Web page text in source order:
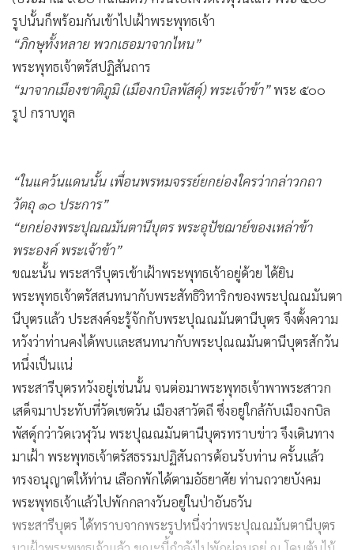
๒.สันตุฏฐิกถาเรื่องความสันโดษ
๓.ปวิเวกกถาเรื่องความสงัด
๔.อสังสัคคสถาเรื่องความไม่คลุกคลีด้วยหมู่คณะ
๕.วิริยารัมภกถาเรื่องการปรารภความเพียร
๗.สมาธิกถาเรื่องสมาธิ
๘.ปัญญากถาเรื่องปัญญา
๙.วิมุตติกถาเรื่องความหลุดพ้น
๑๐.วิมุตติญาณทัสสนกถาเรื่องความรู้ความเห็นว่าหลุดพ้น
พระปุณณมันตานีบุตร ได้สอนเรื่องนี้อยู่ตลอดเวลา นอกจาก
สอนพระอานนท์ให้ได้บรรลุโสดาปัตติผล ต่อมายังได้สอนกุลบุตร
ชาวเมืองกบิลพัสดุ์อีก ๕๐๐ คนจนเลื่อมใสแล้วมาขอบวชใน
สำนักของท่าน
ท่านได้แสดงกถาวัตถุ ๑๐ ประการนี้ให้ปฏิบัติ ไม่นานพระเหล่า
นั้นก็ได้บรรลุอรหัตผล อยู่มาวันหนึ่งพระสัทธิวิหาริกทั้งหมดนั้น
ประสงค์จะเข้าเฝ้าพระพุทธเจ้า เนื่องจากยังไม่เคยเห็นพระองค์
จริง ท่านจึงได้ส่งพระเหล่านั้นมาเฝ้าพระพุทธเจ้าที่วัดเวฬุวัน ซึ่ง
อยู่ห่างจากเมืองกบิลพัสดุ์ที่ท่านจำพรรษาอยู่ถึง ๖๐ โยชน์
(ประมาณ ๙๖๐ กิโลเมตร) ครั้นไปถึงวัดเวฬุวันแล้ว พระ ๕๐๐
รูปนั้นก็พร้อมกันเข้าไปเฝ้าพระพุทธเจ้า
“ภิกษุทั้งหลาย พวกเธอมาจากไหน”
พระพุทธเจ้าตรัสปฏิสันถาร